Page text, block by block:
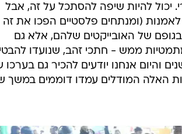
יכול להיות שיפה להסתכל על זה, אבל
(ומנתחים פלסטיים הפכו את זה
של האובייקטים שלהם, אלא גם
ממש - חתכי זהב, שנועדו
והיום אנחנו יודעים להכיר גם בערכו
האלה המודלים עמדו דוממים במשך